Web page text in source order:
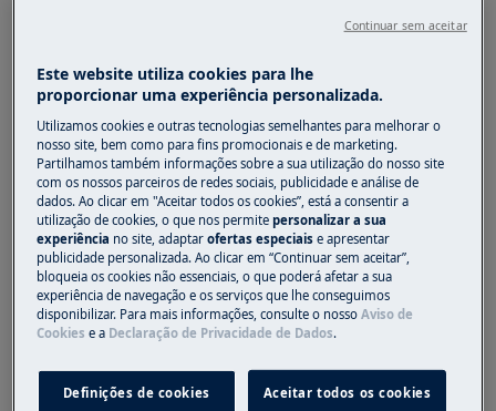
todos os eletrodomésticos Electrolux
Solução
Para manter a visibilidade do estado da
garantia, por favor regista o teu
eletrodoméstico:
Regista o teu eletrodoméstico | Electrolux Loja Online
Por que registrar os produtos?
que precisas num só lugar.
Este website utiliza cookies para lhe
proporcionar uma experiência personalizada.
Utilizamos cookies e outras tecnologias semelhantes para melhorar o
nosso site, bem como para fins promocionais e de marketing.
Partilhamos também informações sobre a sua utilização do nosso site
com os nossos parceiros de redes sociais, publicidade e análise de
dados. Ao clicar em "Aceitar todos os cookies”, está a consentir a
utilização de cookies, o que nos permitepersonalizar a sua
experiência no site, adaptarofertas especiaise apresentar
publicidade personalizada. Ao clicar em “Continuar sem aceitar”,
bloqueia os cookies não essenciais, o que poderá afetar a sua
experiência de navegação e os serviços que lhe conseguimos
disponibilizar. Para mais informações, consulte o nossoAviso de
Cookies e a Declaração de Privacidade de Dados.
Definições de cookies Aceitar todos os cookies
Continuar sem aceitar